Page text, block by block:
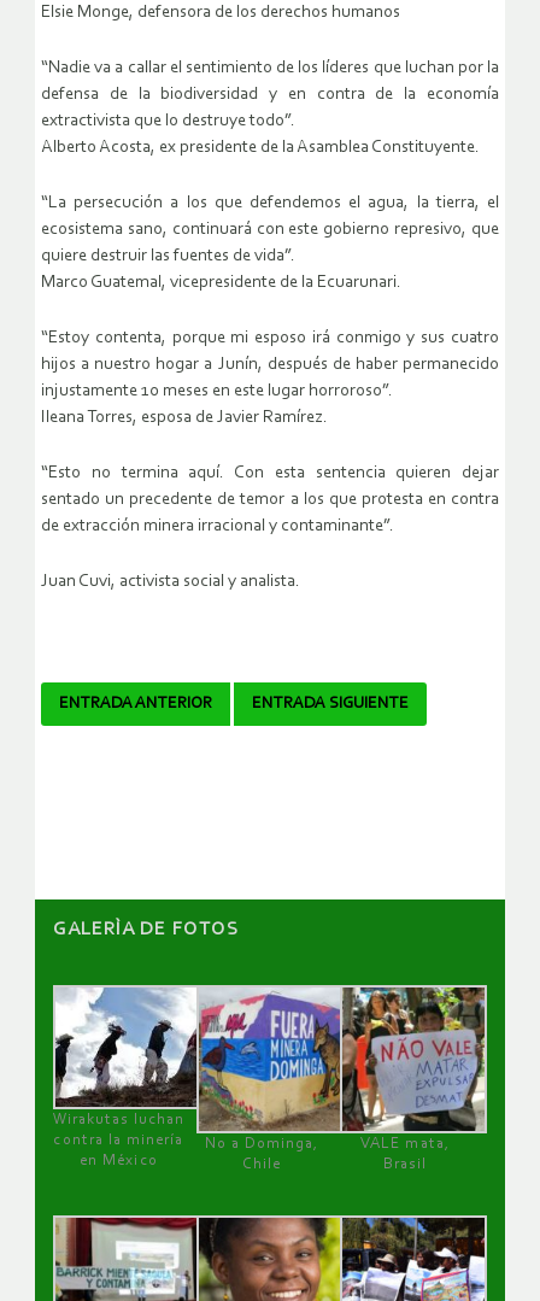
Elsie Monge, defensora de los derechos humanos
“Nadie va a callar el sentimiento de los líderes que luchan por la
defensa de la biodiversidad y en contra de la economía
extractivista que lo destruye todo”.
Alberto Acosta, ex presidente de la Asamblea Constituyente.
“La persecución a los que defendemos el agua, la tierra, el
ecosistema sano, continuará con este gobierno represivo, que
quiere destruir las fuentes de vida”.
Marco Guatemal, vicepresidente de la Ecuarunari.
“Estoy contenta, porque mi esposo irá conmigo y sus cuatro
hijos a nuestro hogar a Junín, después de haber permanecido
injustamente 10 meses en este lugar horroroso”.
Ileana Torres, esposa de Javier Ramírez.
“Esto no termina aquí. Con esta sentencia quieren dejar
sentado un precedente de temor a los que protesta en contra
de extracción minera irracional y contaminante”.
Juan Cuvi, activista social y analista.
Navegador
ENTRADA ANTERIOR ENTRADA SIGUIENTE
GALERÌA DE FOTOS
Wirakutas luchan
contra la minería
en México
No a Dominga,
Chile
VALE mata,
Brasil